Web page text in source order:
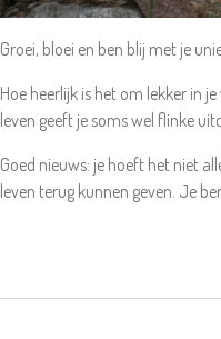
Groei, bloei en ben blij met je
Hoe heerlijk is het om lekker in
leven geeft je soms wel flinke
Goed nieuws: je hoeft het niet
leven terug kunnen geven. Je